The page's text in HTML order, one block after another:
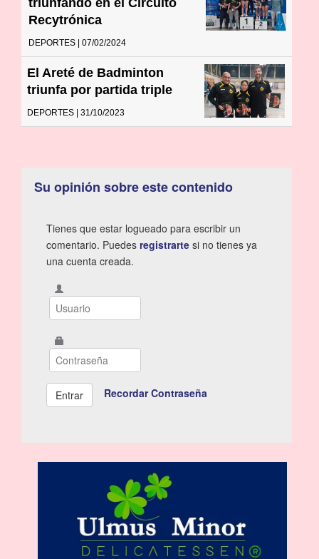
Recytrónica
DEPORTES | 07/02/2024
El Areté de Badminton
triunfa por partida triple
DEPORTES | 31/10/2023
Su opinión sobre este contenido
Tienes que estar logueado para escribir un
comentario. Puedes registrarte si no tienes ya
una cuenta creada.
Recordar Contraseña